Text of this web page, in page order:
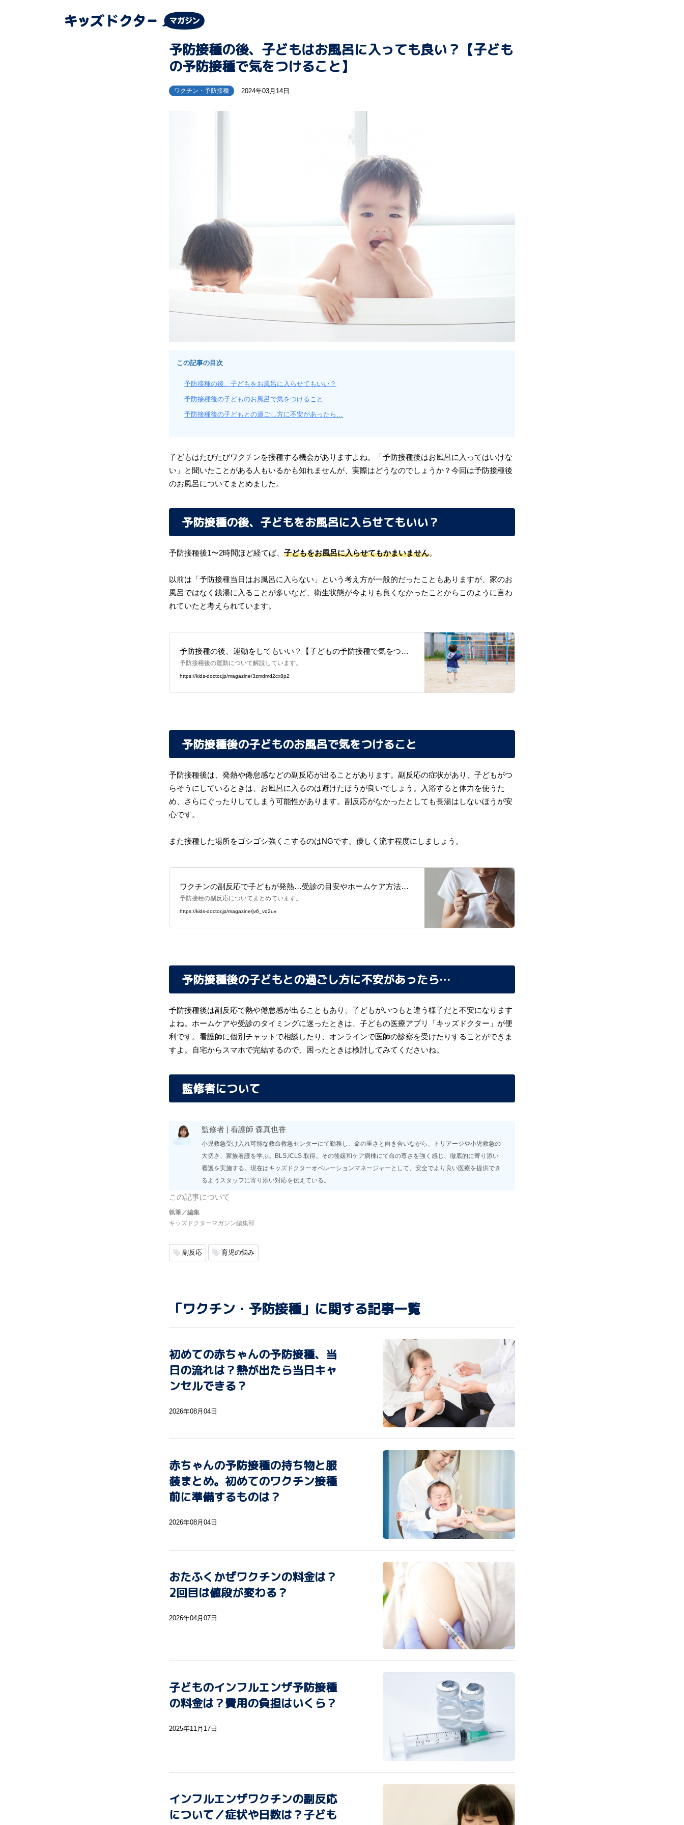
予防接種の後、子どもはお風呂に入っても良い？【子ども
の予防接種で気をつけること】
ワクチン・予防接種 2024年03月14日
この記事の目次
予防接種の後、子どもをお風呂に入らせてもいい？
予防接種後の子どものお風呂で気をつけること
予防接種後の子どもとの過ごし方に不安があったら…
子どもはたびたびワクチンを接種する機会がありますよね。「予防接種後はお風呂に入ってはいけな
い」と聞いたことがある人もいるかも知れませんが、実際はどうなのでしょうか？今回は予防接種後
のお風呂についてまとめました。
予防接種の後、子どもをお風呂に入らせてもいい？
予防接種後1〜2時間ほど経てば、 子どもをお風呂に入らせてもかまいません。
以前は「予防接種当日はお風呂に入らない」という考え方が一般的だったこともありますが、家のお
風呂ではなく銭湯に入ることが多いなど、衛生状態が今よりも良くなかったことからこのように言わ
れていたと考えられています。
予防接種の後、運動をしてもいい？【子どもの予防接種で気をつけ
ること】
予防接種後の運動について解説しています。
https://kids-doctor.jp/magazine/3zmdmd2cx8p2
予防接種後の子どものお風呂で気をつけること
予防接種後は、発熱や倦怠感などの副反応が出ることがあります。副反応の症状があり、子どもがつ
らそうにしているときは、お風呂に入るのは避けたほうが良いでしょう。入浴すると体力を使うた
め、さらにぐったりしてしまう可能性があります。副反応がなかったとしても長湯はしないほうが安
心です。
また接種した場所をゴシゴシ強くこするのはNGです。優しく流す程度にしましょう。
ワクチンの副反応で子どもが発熱…受診の目安やホームケア方法
は？
予防接種の副反応についてまとめています。
https://kids-doctor.jp/magazine/jv6_vq2uv
予防接種後の子どもとの過ごし方に不安があったら…
予防接種後は副反応で熱や倦怠感が出ることもあり、子どもがいつもと違う様子だと不安になります
よね。ホームケアや受診のタイミングに迷ったときは、子どもの医療アプリ「キッズドクター」が便
利です。看護師に個別チャットで相談したり、オンラインで医師の診察を受けたりすることができま
すよ。自宅からスマホで完結するので、困ったときは検討してみてくださいね。
監修者について
監修者 | 看護師 森真也香
小児救急受け入れ可能な救命救急センターにて勤務し、命の重さと向き合いながら、トリアージや小児救急の
大切さ、家族看護を学ぶ。BLS,ICLS 取得。その後緩和ケア病棟にて命の尊さを強く感じ、徹底的に寄り添い
看護を実施する。現在はキッズドクターオペレーションマネージャーとして、安全でより良い医療を提供でき
るようスタッフに寄り添い対応を伝えている。
この記事について
執筆／編集
キッズドクターマガジン編集部
副反応 育児の悩み
「ワクチン・予防接種」に関する記事一覧
初めての赤ちゃんの予防接種、当
日の流れは？熱が出たら当日キャ
ンセルできる？
2026年08月04日
赤ちゃんの予防接種の持ち物と服
装まとめ。初めてのワクチン接種
前に準備するものは？
2026年08月04日
おたふくかぜワクチンの料金は？
2回目は値段が変わる？
2026年04月07日
子どものインフルエンザ予防接種
の料金は？費用の負担はいくら？
2025年11月17日
インフルエンザワクチンの副反応
について／症状や日数は？子ども